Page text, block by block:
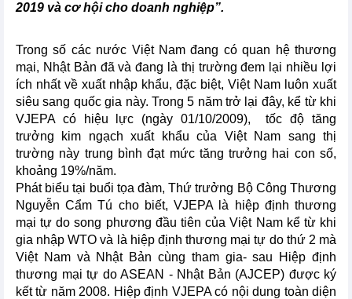
2019 và cơ hội cho doanh nghiệp”.
Trong số các nước Việt Nam đang có quan hệ thương
mại, Nhật Bản đã và đang là thị trường đem lại nhiều lợi
ích nhất về xuất nhập khẩu, đặc biệt, Việt Nam luôn xuất
siêu sang quốc gia này. Trong 5 năm trở lại đây, kể từ khi
VJEPA có hiệu lực (ngày 01/10/2009), tốc độ tăng
trưởng kim ngạch xuất khẩu của Việt Nam sang thị
trường này trung bình đạt mức tăng trưởng hai con số,
khoảng 19%/năm.
Phát biểu tại buổi tọa đàm, Thứ trưởng Bộ Công Thương
Nguyễn Cẩm Tú cho biết, VJEPA là hiệp định thương
mại tự do song phương đầu tiên của Việt Nam kể từ khi
gia nhập WTO và là hiệp định thương mại tự do thứ 2 mà
Việt Nam và Nhật Bản cùng tham gia- sau Hiệp định
thương mại tự do ASEAN - Nhật Bản (AJCEP) được ký
kết từ năm 2008. Hiệp định VJEPA có nội dung toàn diện